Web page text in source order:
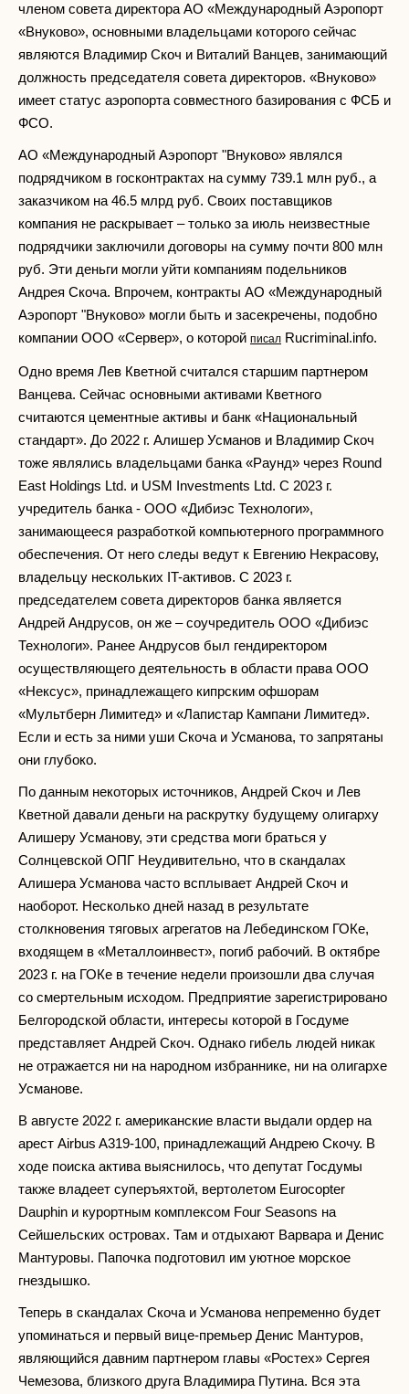
членом совета директора АО «Международный Аэропорт
«Внуково», основными владельцами которого сейчас
являются Владимир Скоч и Виталий Ванцев, занимающий
должность председателя совета директоров. «Внуково»
имеет статус аэропорта совместного базирования с ФСБ и
ФСО.
АО «Международный Аэропорт "Внуково» являлся
подрядчиком в госконтрактах на сумму 739.1 млн руб., а
заказчиком на 46.5 млрд руб. Своих поставщиков
компания не раскрывает – только за июль неизвестные
подрядчики заключили договоры на сумму почти 800 млн
руб. Эти деньги могли уйти компаниям подельников
Андрея Скоча. Впрочем, контракты АО «Международный
Аэропорт "Внуково» могли быть и засекречены, подобно
компании ООО «Сервер», о которой писал Rucriminal.info.
Одно время Лев Кветной считался старшим партнером
Ванцева. Сейчас основными активами Кветного
считаются цементные активы и банк «Национальный
стандарт». До 2022 г. Алишер Усманов и Владимир Скоч
тоже являлись владельцами банка «Раунд» через Round
East Holdings Ltd. и USM Investments Ltd. С 2023 г.
учредитель банка - ООО «Дибиэс Технологи»,
занимающееся разработкой компьютерного программного
обеспечения. От него следы ведут к Евгению Некрасову,
владельцу нескольких IT-активов. С 2023 г.
председателем совета директоров банка является
Андрей Андрусов, он же – соучредитель ООО «Дибиэс
Технологи». Ранее Андрусов был гендиректором
осуществляющего деятельность в области права ООО
«Нексус», принадлежащего кипрским офшорам
«Мультберн Лимитед» и «Лапистар Кампани Лимитед».
Если и есть за ними уши Скоча и Усманова, то запрятаны
они глубоко.
По данным некоторых источников, Андрей Скоч и Лев
Кветной давали деньги на раскрутку будущему олигарху
Алишеру Усманову, эти средства моги браться у
Солнцевской ОПГ Неудивительно, что в скандалах
Алишера Усманова часто всплывает Андрей Скоч и
наоборот. Несколько дней назад в результате
столкновения тяговых агрегатов на Лебединском ГОКе,
входящем в «Металлоинвест», погиб рабочий. В октябре
2023 г. на ГОКе в течение недели произошли два случая
со смертельным исходом. Предприятие зарегистрировано
Белгородской области, интересы которой в Госдуме
представляет Андрей Скоч. Однако гибель людей никак
не отражается ни на народном избраннике, ни на олигархе
Усманове.
В августе 2022 г. американские власти выдали ордер на
арест Airbus A319-100, принадлежащий Андрею Скочу. В
ходе поиска актива выяснилось, что депутат Госдумы
также владеет суперъяхтой, вертолетом Eurocopter
Dauphin и курортным комплексом Four Seasons на
Сейшельских островах. Там и отдыхают Варвара и Денис
Мантуровы. Папочка подготовил им уютное морское
гнездышко.
Теперь в скандалах Скоча и Усманова непременно будет
упоминаться и первый вице-премьер Денис Мантуров,
являющийся давним партнером главы «Ростех» Сергея
Чемезова, близкого друга Владимира Путина. Вся эта